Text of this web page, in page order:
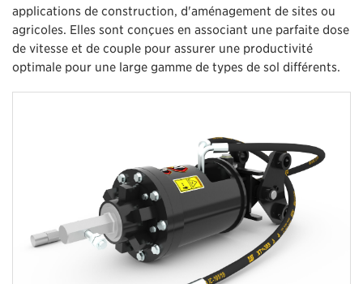
applications de construction, d'aménagement de sites ou
agricoles. Elles sont conçues en associant une parfaite dose
de vitesse et de couple pour assurer une productivité
optimale pour une large gamme de types de sol différents.